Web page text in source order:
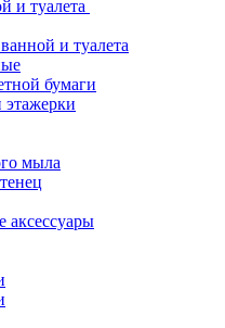
и туалета
и туалета
бумаги
мыла
аксессуары